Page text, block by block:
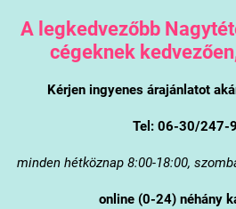
A legkedvezőbb
cégeknek
Kérjen ingyenes árajánlatot
Tel: 06-30/247-
minden hétköznap 8:00-18:00,
online (0-24) néhány